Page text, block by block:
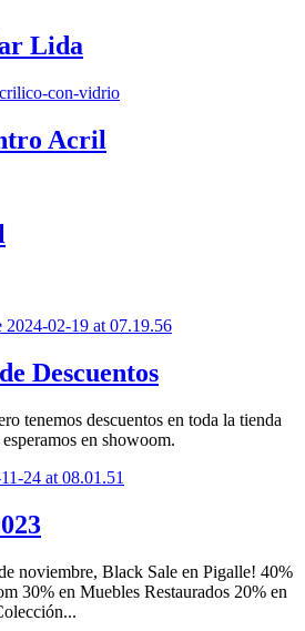
Lida
Acril
Descuentos
tenemos descuentos en toda la tienda
en showoom.
noviembre, Black Sale en Pigalle! 40%
30% en Muebles Restaurados 20% en